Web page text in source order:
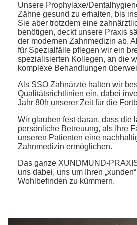
Unsere Prophylaxe/
Zähne gesund zu erhalten, bis
Sie aber trotzdem eine
benötigen, deckt unsere Praxis
der modernen Zahnmedizin ab.
für Spezialfälle pflegen wir ein
spezialisierten Kollegen, an die
komplexe Behandlungen
Als SSO Zahnärzte halten wir
Qualitätsrichtlinien ein, dabei
Jahr 80h unserer Zeit für die
Wir glauben fest daran, dass die
persönliche Betreuung, als Ihre
unseren Patienten eine
Zahnmedizin ermöglichen.
Das ganze XUNDMUND-
uns dabei, uns um Ihren
Wohlbefinden zu kümmern.